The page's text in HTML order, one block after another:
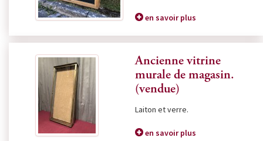
en savoir plus
Ancienne vitrine
murale de magasin.
(vendue)
Laiton et verre.
en savoir plus